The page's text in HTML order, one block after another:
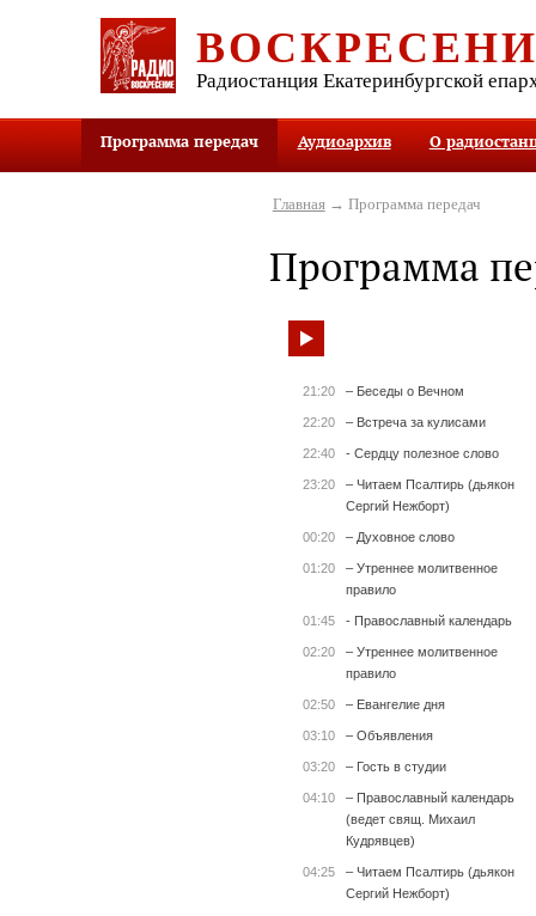
Радиостанция Екатеринбургской
Программа передач Аудиоархив О
Главная→ Программа передач
Программа
21:20 – Беседы о Вечном
22:20 – Встреча за кулисами
22:40 - Сердцу полезное слово
23:20
– Читаем Псалтирь (дьякон
Сергий Нежборт)
00:20 – Духовное слово
01:20
– Утреннее молитвенное
правило
01:45 - Православный календарь
02:20
– Утреннее молитвенное
правило
02:50 – Евангелие дня
03:10 – Объявления
03:20 – Гость в студии
04:10
– Православный календарь
(ведет свящ. Михаил
Кудрявцев)
04:25
– Читаем Псалтирь (дьякон
Сергий Нежборт)